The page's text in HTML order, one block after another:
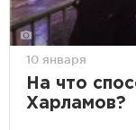
10 января
На что
Харламов?